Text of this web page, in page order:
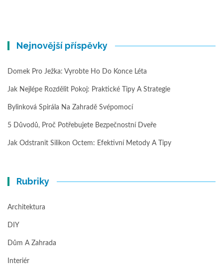
Nejnovější příspěvky
Domek Pro Ježka: Vyrobte Ho Do Konce Léta
Jak Nejlépe Rozdělit Pokoj: Praktické Tipy A Strategie
Bylinková Spirála Na Zahradě Svépomocí
5 Důvodů, Proč Potřebujete Bezpečnostní Dveře
Jak Odstranit Silikon Octem: Efektivní Metody A Tipy
Rubriky
Architektura
DIY
Dům A Zahrada
Interiér